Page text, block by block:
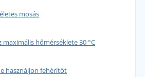
mosás
maximális hőmérséklete 30 °C
használjon fehérítőt